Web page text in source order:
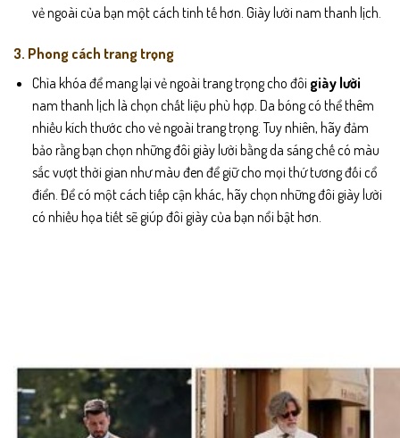
vẻ ngoài của bạn một cách tinh tế hơn. Giày lười nam thanh lịch.
3. Phong cách trang trọng
Chìa khóa để mang lại vẻ ngoài trang trọng cho đôi giày lười
nam thanh lịch là chọn chất liệu phù hợp. Da bóng có thể thêm
nhiều kích thước cho vẻ ngoài trang trọng. Tuy nhiên, hãy đảm
bảo rằng bạn chọn những đôi giày lười bằng da sáng chế có màu
sắc vượt thời gian như màu đen để giữ cho mọi thứ tương đối cổ
điển. Để có một cách tiếp cận khác, hãy chọn những đôi giày lười
có nhiều họa tiết sẽ giúp đôi giày của bạn nổi bật hơn.